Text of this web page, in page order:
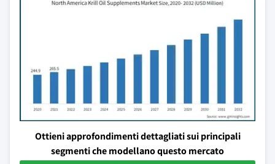
Ottieni approfondimenti dettagliati sui principali
segmenti che modellano questo mercato